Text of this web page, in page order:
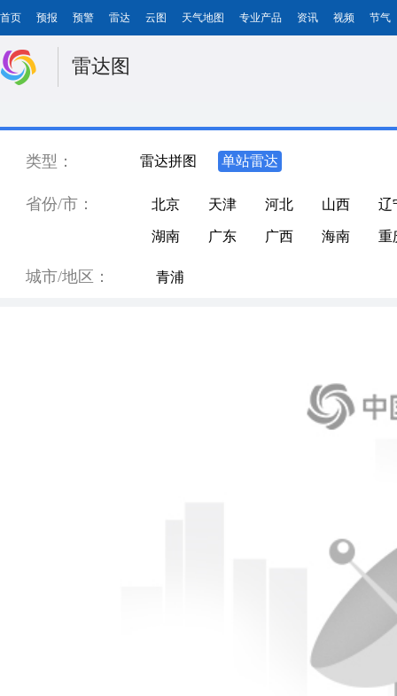
首页 预报 预警 雷达 云图 天气地图 专业产品 资讯 视频 节气
雷达图
类型： 雷达拼图 单站雷达
省份/市： 北京 天津 河北 山西 辽
湖南 广东 广西 海南 重
城市/地区： 青浦